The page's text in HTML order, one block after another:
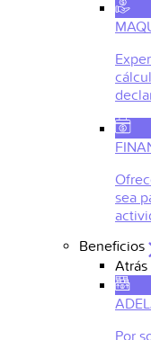
sea
Beneficios
Atrás
Por